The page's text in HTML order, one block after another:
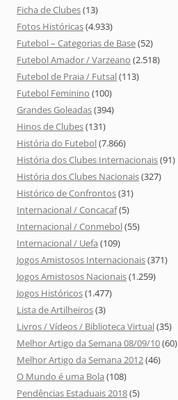
Ficha de Clubes(13)
Fotos Históricas(4.933)
Futebol – Categorias de Base(52)
Futebol Amador / Varzeano (2.518)
Futebol de Praia / Futsal(113)
Futebol Feminino (100)
Grandes Goleadas(394)
Hinos de Clubes(131)
História do Futebol(7.866)
História dos Clubes Internacionais(91)
História dos Clubes Nacionais(327)
Histórico de Confrontos(31)
Internacional / Concacaf(5)
Internacional / Conmebol(55)
Internacional / Uefa (109)
Jogos Amistosos Internacionais(371)
Jogos Amistosos Nacionais(1.259)
Jogos Históricos(1.477)
Lista de Artilheiros(3)
Livros / Vídeos / Biblioteca Virtual(35)
Melhor Artigo da Semana 08/09/10(60)
Melhor Artigo da Semana 2012(46)
O Mundo é uma Bola (108)
Pendências Estaduais 2018(5)